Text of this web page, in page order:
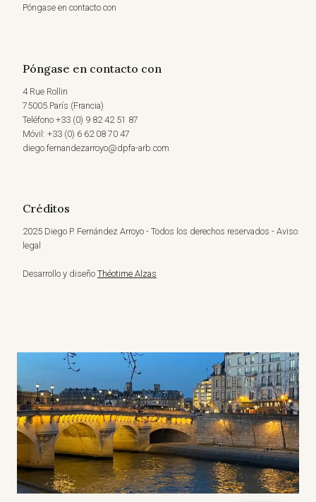
Póngase en contacto con
Póngase en contacto con
4 Rue Rollin
75005 París (Francia)
Teléfono +33 (0) 9 82 42 51 87
Móvil: +33 (0) 6 62 08 70 47
diego.fernandezarroyo@dpfa-arb.com
Créditos
2025 Diego P. Fernández Arroyo - Todos los derechos reservados - Aviso
legal
Desarrollo y diseño Théotime Alzas